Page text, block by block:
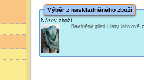
Výběr z naskladněného zboží
Název zboží
Bavlněný pléd Listy lahvově